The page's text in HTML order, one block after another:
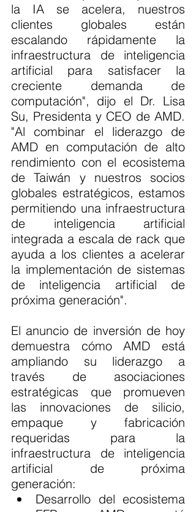
la IA se acelera, nuestros
clientes globales están
escalando rápidamente la
infraestructura de inteligencia
artificial para satisfacer la
creciente demanda de
computación", dijo el Dr. Lisa
Su, Presidenta y CEO de AMD.
"Al combinar el liderazgo de
AMD en computación de alto
rendimiento con el ecosistema
de Taiwán y nuestros socios
globales estratégicos, estamos
permitiendo una infraestructura
de inteligencia artificial
integrada a escala de rack que
ayuda a los clientes a acelerar
la implementación de sistemas
de inteligencia artificial de
próxima generación".
El anuncio de inversión de hoy
demuestra cómo AMD está
ampliando su liderazgo a
través de asociaciones
estratégicas que promueven
las innovaciones de silicio,
empaque y fabricación
requeridas para la
infraestructura de inteligencia
artificial de próxima
generación:
Desarrollo del ecosistema